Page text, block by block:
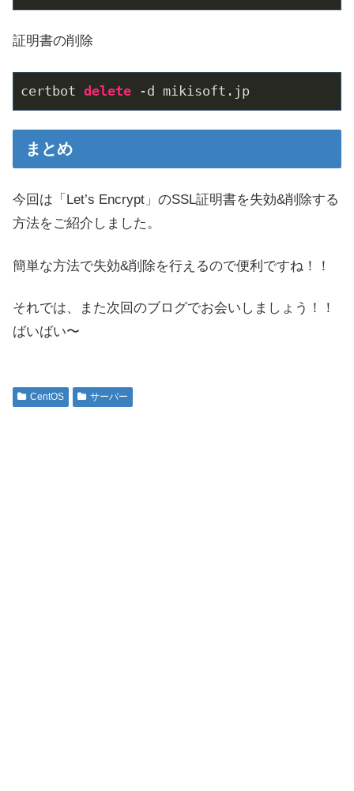
証明書の削除
certbot delete -d mikisoft.jp
まとめ
今回は「Let’s Encrypt」のSSL証明書を失効&削除する
方法をご紹介しました。
簡単な方法で失効&削除を行えるので便利ですね！！
それでは、また次回のブログでお会いしましょう！！
ばいばい〜
CentOS サーバー